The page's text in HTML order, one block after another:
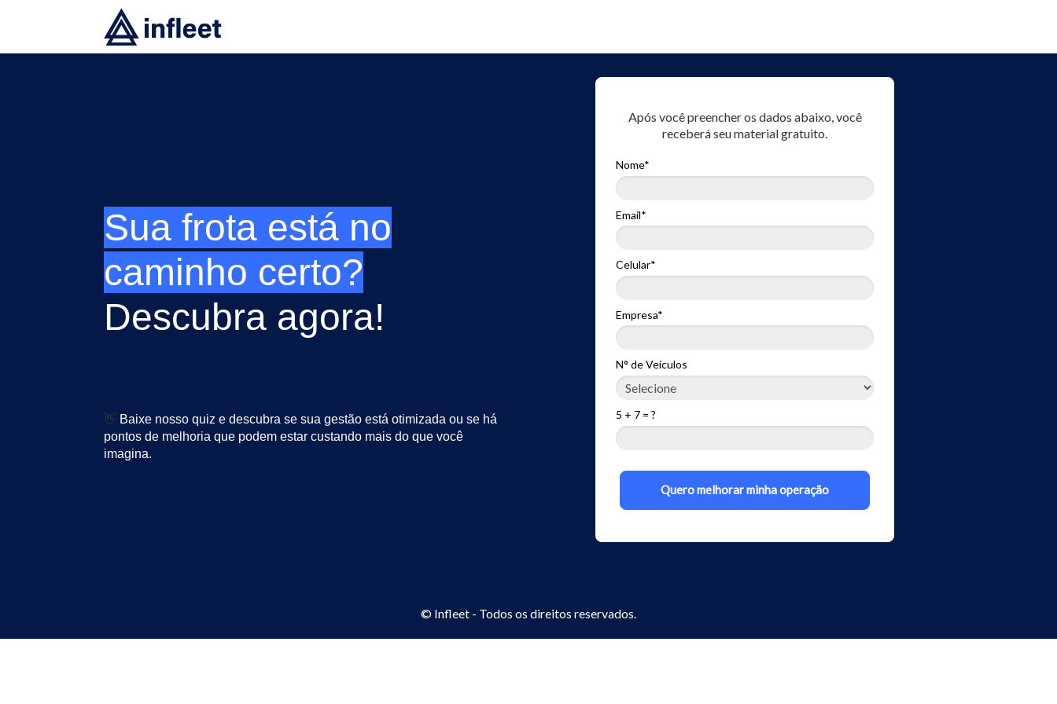
Sua frota está no
caminho certo?
Descubra agora!
👋 Baixe nosso quiz e descubra se sua gestão está otimizada ou se há
pontos de melhoria que podem estar custando mais do que você
imagina.
Após você preencher os dados abaixo, você
receberá seu material gratuito.
Nome*
Email*
Celular*
Empresa*
N° de Veículos
5 + 7 = ?
Quero melhorar minha operação
© Infleet - Todos os direitos reservados.